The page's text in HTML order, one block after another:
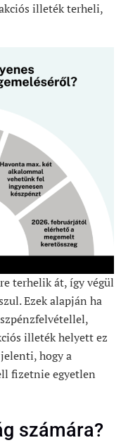
illeték terheli,
terhelik át, így végül
Ezek alapján ha
illeték helyett ez
hogy a
fizetnie egyetlen
számára?